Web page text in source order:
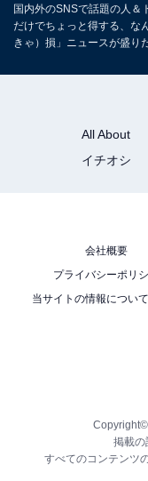
国内外のSNSで話題の人＆
だけでちょっと得する、な
きゃ）損」ニュースが盛り
All About
イチオシ
会社概要
プライバシーポリ
当サイトの情報につい
掲載の
すべてのコンテンツ